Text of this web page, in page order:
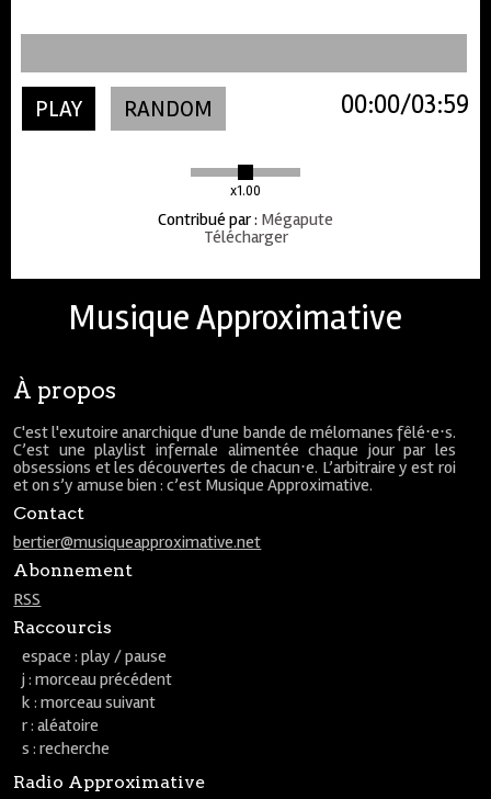
PLAY RANDOM
x1.00
03:59
00:00
Contribué par: Mégapute
Télécharger
Musique Approximative
À propos
C'est l'exutoire anarchique d'une bande de mélomanes fêlé⋅e⋅s.
C’est une playlist infernale alimentée chaque jour par les
obsessions et les découvertes de chacun⋅e. L’arbitraire y est roi
et on s’y amuse bien : c’est Musique Approximative.
Contact
bertier@musiqueapproximative.net
Abonnement
RSS
Raccourcis
espace : play / pause
j : morceau précédent
k : morceau suivant
r : aléatoire
s : recherche
Radio Approximative